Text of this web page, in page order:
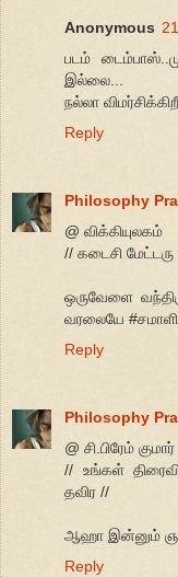
Anonymous
படம்
இல்லை...
நல்லா
Reply
Philosophy
@ விக்கியுலகம்
// கடைசி
ஒருவேளை
வரலையே
Reply
Philosophy
@ சி.பிரேம் குமார்
// உங்கள்
தவிர //
ஆஹா இன்னும்
Reply